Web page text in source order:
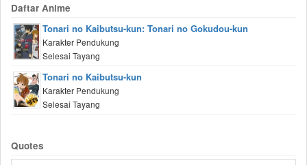
Daftar Anime
Tonari no Kaibutsu-kun: Tonari no Gokudou-kun
Karakter Pendukung
Selesai Tayang
Tonari no Kaibutsu-kun
Karakter Pendukung
Selesai Tayang
Quotes